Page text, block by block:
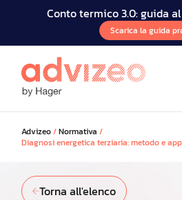
Conto termico 3.0: guida
Scarica la guida
Advizeo/Normativa /
Diagnosi energetica terziaria: metodo e
Torna all'elenco